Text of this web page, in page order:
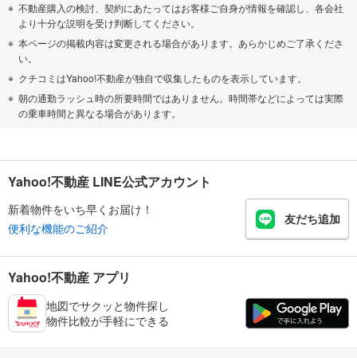
不動産購入の検討、契約にあたってはお客様ご自身が情報を確認し、各会社
より十分な説明を受け判断してください。
本ページの掲載内容は変更される場合があります。あらかじめご了承くださ
い。
クチコミはYahoo!不動産が独自で収集したものを表示しています。
朝の通勤ラッシュ時の所要時間ではありません。時間帯などによっては実際
の乗車時間と異なる場合があります。
Yahoo!不動産 LINE公式アカウント
新着物件をいち早くお届け！
便利な機能のご紹介
友だち追加
Yahoo!不動産 アプリ
地図でサクッと物件探し
物件比較が手軽にできる